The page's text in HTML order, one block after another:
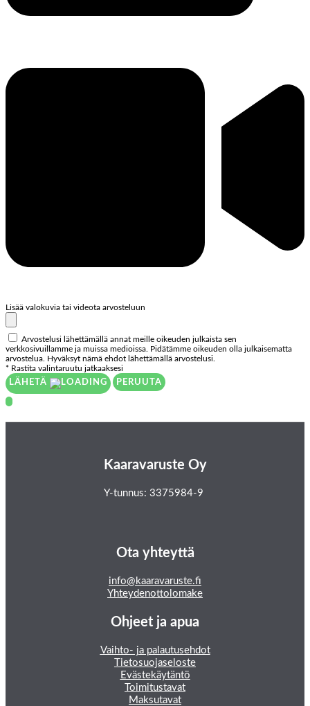
Lisää valokuvia tai videota arvosteluun
Arvostelusi lähettämällä annat meille oikeuden julkaista sen
verkkosivuillamme ja muissa medioissa. Pidätämme oikeuden olla julkaisematta
arvostelua. Hyväksyt nämä ehdot lähettämällä arvostelusi.
* Rastita valintaruutu jatkaaksesi
LÄHETÄ
PERUUTA
Kaaravaruste Oy
Y-tunnus: 3375984-9
Ota yhteyttä
info@kaaravaruste.fi
Yhteydenottolomake
Ohjeet ja apua
Vaihto- ja palautusehdot
Tietosuojaseloste
Evästekäytäntö
Toimitustavat
Maksutavat